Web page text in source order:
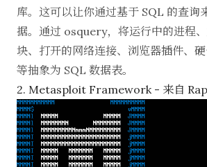
库。这可以让你通过基于 SQL 的查询
据。通过 osquery，将运行中的进程
块、打开的网络连接、浏览器插件、
等抽象为 SQL 数据表。
2. Metasploit Framework - 来自